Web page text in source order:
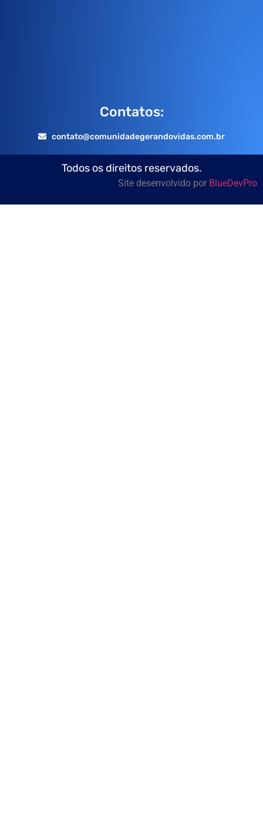
Contatos:
contato@comunidadegerandovidas.com.br
Todos os direitos reservados.
Site desenvolvido por BlueDevPro